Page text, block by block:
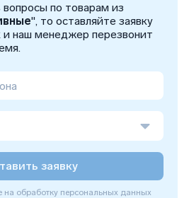
вопросы по товарам из
", то оставляйте заявку
и наш менеджер перезвонит
заявку
на обработку персональных данных